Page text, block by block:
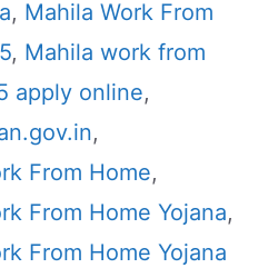
, Mahila Work From
, Mahila work from
apply online,
,
From Home,
From Home Yojana,
From Home Yojana